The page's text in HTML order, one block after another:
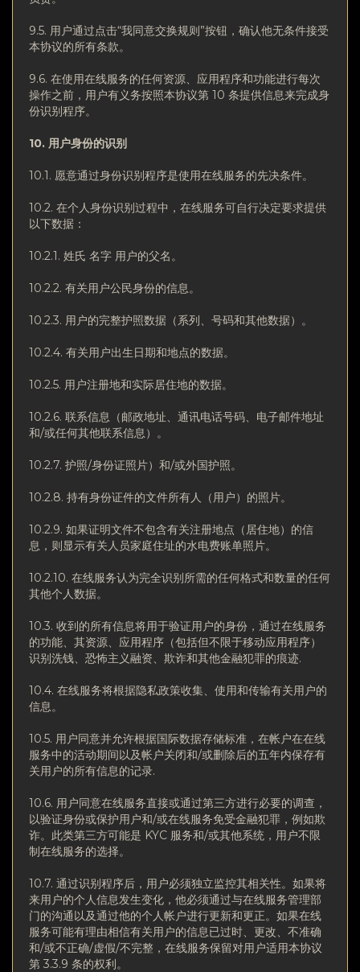
9.5. 用户通过点击“我同意交换规则”按钮，确认他无条件接受
本协议的所有条款。
9.6. 在使用在线服务的任何资源、应用程序和功能进行每次
操作之前，用户有义务按照本协议第 10 条提供信息来完成身
份识别程序。
10. 用户身份的识别
10.1. 愿意通过身份识别程序是使用在线服务的先决条件。
10.2. 在个人身份识别过程中，在线服务可自行决定要求提供
以下数据：
10.2.1. 姓氏 名字 用户的父名。
10.2.2. 有关用户公民身份的信息。
10.2.3. 用户的完整护照数据（系列、号码和其他数据）。
10.2.4. 有关用户出生日期和地点的数据。
10.2.5. 用户注册地和实际居住地的数据。
10.2.6. 联系信息（邮政地址、通讯电话号码、电子邮件地址
和/或任何其他联系信息）。
10.2.7. 护照/身份证照片）和/或外国护照。
10.2.8. 持有身份证件的文件所有人（用户）的照片。
10.2.9. 如果证明文件不包含有关注册地点（居住地）的信
息，则显示有关人员家庭住址的水电费账单照片。
10.2.10. 在线服务认为完全识别所需的任何格式和数量的任何
其他个人数据。
10.3. 收到的所有信息将用于验证用户的身份，通过在线服务
的功能、其资源、应用程序（包括但不限于移动应用程序）
识别洗钱、恐怖主义融资、欺诈和其他金融犯罪的痕迹.
10.4. 在线服务将根据隐私政策收集、使用和传输有关用户的
信息。
10.5. 用户同意并允许根据国际数据存储标准，在帐户在在线
服务中的活动期间以及帐户关闭和/或删除后的五年内保存有
关用户的所有信息的记录.
10.6. 用户同意在线服务直接或通过第三方进行必要的调查，
以验证身份或保护用户和/或在线服务免受金融犯罪，例如欺
诈。此类第三方可能是 KYC 服务和/或其他系统，用户不限
制在线服务的选择。
10.7. 通过识别程序后，用户必须独立监控其相关性。如果将
来用户的个人信息发生变化，他必须通过与在线服务管理部
门的沟通以及通过他的个人帐户进行更新和更正。如果在线
服务可能有理由相信有关用户的信息已过时、更改、不准确
和/或不正确/虚假/不完整，在线服务保留对用户适用本协议
第 3.3.9 条的权利。